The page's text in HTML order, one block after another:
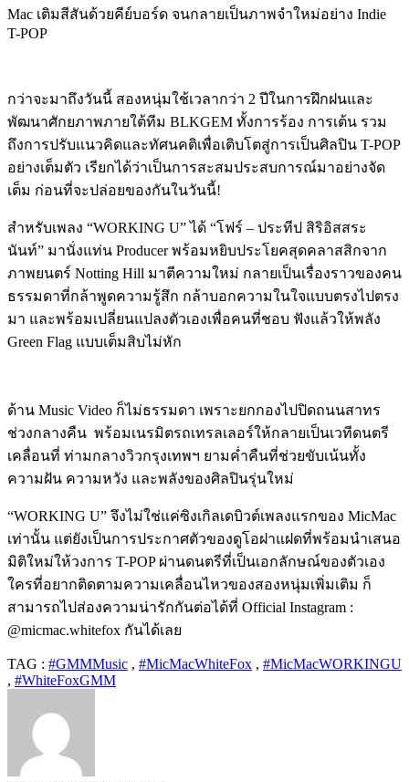
Mac เติมสีสันด้วยคีย์บอร์ด จนกลายเป็นภาพจำใหม่อย่าง Indie
T-POP
กว่าจะมาถึงวันนี้ สองหนุ่มใช้เวลากว่า 2 ปีในการฝึกฝนและ
พัฒนาศักยภาพภายใต้ทีม BLKGEM ทั้งการร้อง การเต้น รวม
ถึงการปรับแนวคิดและทัศนคติเพื่อเติบโตสู่การเป็นศิลปิน T-POP
อย่างเต็มตัว เรียกได้ว่าเป็นการสะสมประสบการณ์มาอย่างจัด
เต็ม ก่อนที่จะปล่อยของกันในวันนี้!
สำหรับเพลง “WORKING U” ได้ “โฟร์ – ประทีป สิริอิสสระ
นันท์” มานั่งแท่น Producer พร้อมหยิบประโยคสุดคลาสสิกจาก
ภาพยนตร์ Notting Hill มาตีความใหม่ กลายเป็นเรื่องราวของคน
ธรรมดาที่กล้าพูดความรู้สึก กล้าบอกความในใจแบบตรงไปตรง
มา และพร้อมเปลี่ยนแปลงตัวเองเพื่อคนที่ชอบ ฟังแล้วให้พลัง
Green Flag แบบเต็มสิบไม่หัก
ด้าน Music Video ก็ไม่ธรรมดา เพราะยกกองไปปิดถนนสาทร
ช่วงกลางคืน พร้อมเนรมิตรถเทรลเลอร์ให้กลายเป็นเวทีดนตรี
เคลื่อนที่ ท่ามกลางวิวกรุงเทพฯ ยามค่ำคืนที่ช่วยขับเน้นทั้ง
ความฝัน ความหวัง และพลังของศิลปินรุ่นใหม่
“WORKING U” จึงไม่ใช่แค่ซิงเกิลเดบิวต์เพลงแรกของ MicMac
เท่านั้น แต่ยังเป็นการประกาศตัวของดูโอฝาแฝดที่พร้อมนำเสนอ
มิติใหม่ให้วงการ T-POP ผ่านดนตรีที่เป็นเอกลักษณ์ของตัวเอง
ใครที่อยากติดตามความเคลื่อนไหวของสองหนุ่มเพิ่มเติม ก็
สามารถไปส่องความน่ารักกันต่อได้ที่ Official Instagram :
@micmac.whitefox กันได้เลย
TAG : #GMMMusic , #MicMacWhiteFox , #MicMacWORKINGU
, #WhiteFoxGMM